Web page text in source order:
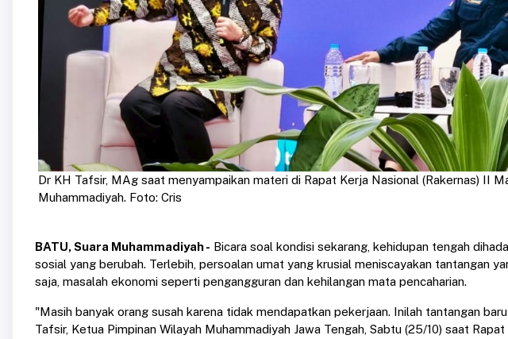
Dr KH Tafsir, MAg saat menyampaikan materi di Rapat Kerja Nasional (Rakernas) II
Muhammadiyah. Foto: Cris
BATU, Suara Muhammadiyah - Bicara soal kondisi sekarang, kehidupan tengah
sosial yang berubah. Terlebih, persoalan umat yang krusial meniscayakan tantangan
saja, masalah ekonomi seperti pengangguran dan kehilangan mata pencaharian.
"Masih banyak orang susah karena tidak mendapatkan pekerjaan. Inilah tantangan
Tafsir, Ketua Pimpinan Wilayah Muhammadiyah Jawa Tengah, Sabtu (25/10) saat